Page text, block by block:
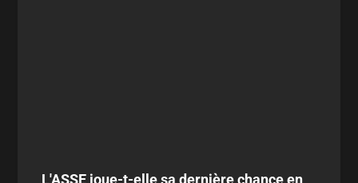
L'ASSE joue-t-elle sa dernière chance en